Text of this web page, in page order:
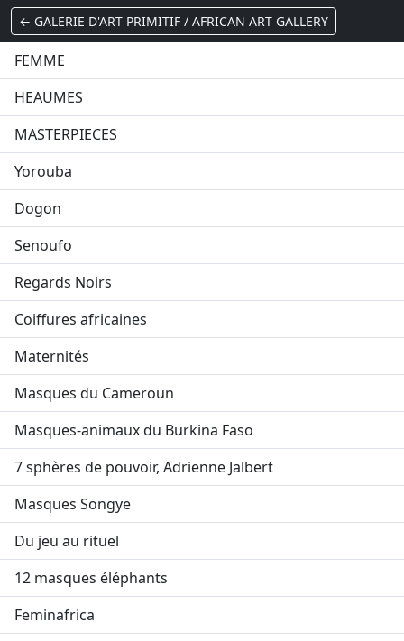
← GALERIE D'ART PRIMITIF / AFRICAN ART GALLERY
FEMME
HEAUMES
MASTERPIECES
Yorouba
Dogon
Senoufo
Regards Noirs
Coiffures africaines
Maternités
Masques du Cameroun
Masques-animaux du Burkina Faso
7 sphères de pouvoir, Adrienne Jalbert
Masques Songye
Du jeu au rituel
12 masques éléphants
Feminafrica